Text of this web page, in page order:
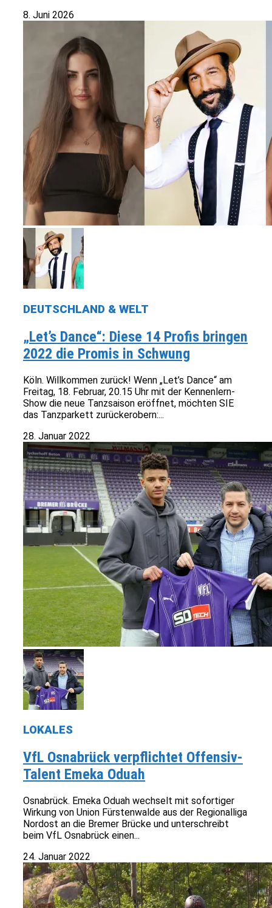
8. Juni 2026
DEUTSCHLAND & WELT
„Let’s Dance“: Diese 14 Profis bringen
2022 die Promis in Schwung
Köln. Willkommen zurück! Wenn „Let’s Dance“ am
Freitag, 18. Februar, 20.15 Uhr mit der Kennenlern-
Show die neue Tanzsaison eröffnet, möchten SIE
das Tanzparkett zurückerobern:...
28. Januar 2022
LOKALES
VfL Osnabrück verpflichtet Offensiv-
Talent Emeka Oduah
Osnabrück. Emeka Oduah wechselt mit sofortiger
Wirkung von Union Fürstenwalde aus der Regionalliga
Nordost an die Bremer Brücke und unterschreibt
beim VfL Osnabrück einen...
24. Januar 2022